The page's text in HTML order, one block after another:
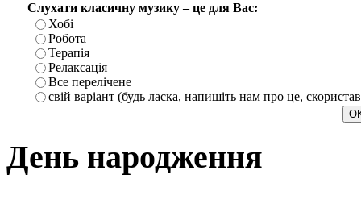
Слухати класичну музику – це для Вас:
Хобі
Робота
Терапія
Релаксація
Все перелічене
свій варіант (будь ласка, напишіть нам про це,
День народження